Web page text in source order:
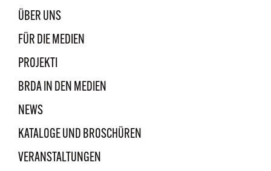
ÜBER UNS
FÜR DIE MEDIEN
PROJEKTI
BRDA IN DEN MEDIEN
NEWS
KATALOGE UND BROSCHÜREN
VERANSTALTUNGEN